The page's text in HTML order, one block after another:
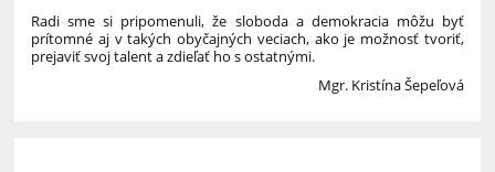
Radi sme si pripomenuli, že sloboda a demokracia môžu byť
prítomné aj v takých obyčajných veciach, ako je možnosť tvoriť,
prejaviť svoj talent a zdieľať ho s ostatnými.
Mgr. Kristína Šepeľová